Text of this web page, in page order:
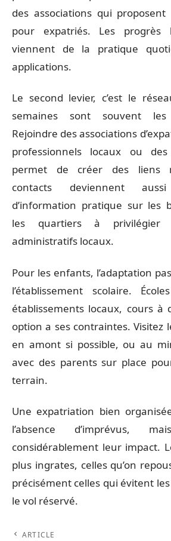
des associations qui
pour expatriés. Les progrès
viennent de la pratique
applications.
Le second levier, c’est le
semaines sont souvent
Rejoindre des associations
professionnels locaux ou des
permet de créer des liens
contacts deviennent
d’information pratique sur les
les quartiers à
administratifs locaux.
Pour les enfants, l’adaptation
l’établissement scolaire.
établissements locaux, cours à
option a ses contraintes. Visitez
en amont si possible, ou au
avec des parents sur place
terrain.
Une expatriation bien
l’absence d’imprévus,
considérablement leur impact.
plus ingrates, celles qu’on
précisément celles qui évitent
le vol réservé.
ARTICLE